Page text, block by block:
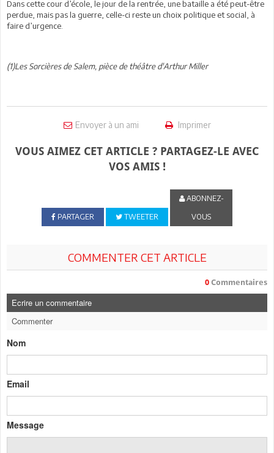
Dans cette cour d’école, le jour de la rentrée, une bataille a été peut-être
perdue, mais pas la guerre, celle-ci reste un choix politique et social, à
faire d’urgence.
(1)Les Sorcières de Salem, pièce de théâtre d'Arthur Miller
Envoyer à un ami Imprimer
VOUS AIMEZ CET ARTICLE ? PARTAGEZ-LE AVEC
VOS AMIS !
PARTAGER TWEETER
ABONNEZ-
VOUS
COMMENTER CET ARTICLE
0 Commentaires
Ecrire un commentaire
Commenter
Nom
Email
Message